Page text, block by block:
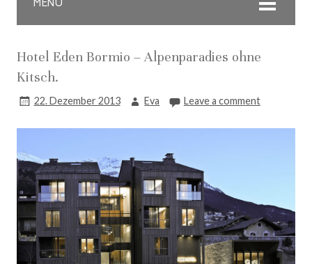
Hotel Eden Bormio – Alpenparadies ohne
Kitsch.
22. Dezember 2013 Eva Leave a comment